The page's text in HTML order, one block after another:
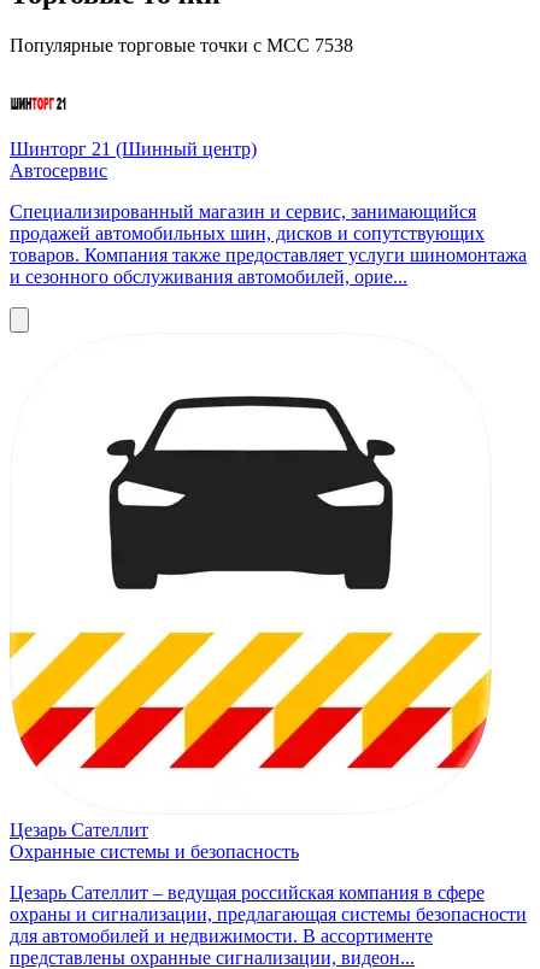
Популярные торговые точки с MCC 7538
Шинторг 21 (Шинный центр)
Автосервис
Специализированный магазин и сервис, занимающийся
продажей автомобильных шин, дисков и сопутствующих
товаров. Компания также предоставляет услуги шиномонтажа
и сезонного обслуживания автомобилей, орие...
Цезарь Сателлит
Охранные системы и безопасность
Цезарь Сателлит – ведущая российская компания в сфере
охраны и сигнализации, предлагающая системы безопасности
для автомобилей и недвижимости. В ассортименте
представлены охранные сигнализации, видеон...